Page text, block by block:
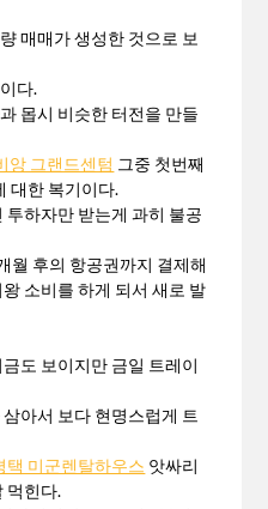
매매가 생성한 것으로 보
다.
몹시 비슷한 터전을 만들
앙 그랜드센텀 그중 첫번째
대한 복기이다.
투하자만 받는게 과히 불공
월 후의 항공권까지 결제해
소비를 하게 되서 새로 발
도 보이지만 금일 트레이
아서 보다 현명스럽게 트
택 미군렌탈하우스 앗싸리
먹힌다.